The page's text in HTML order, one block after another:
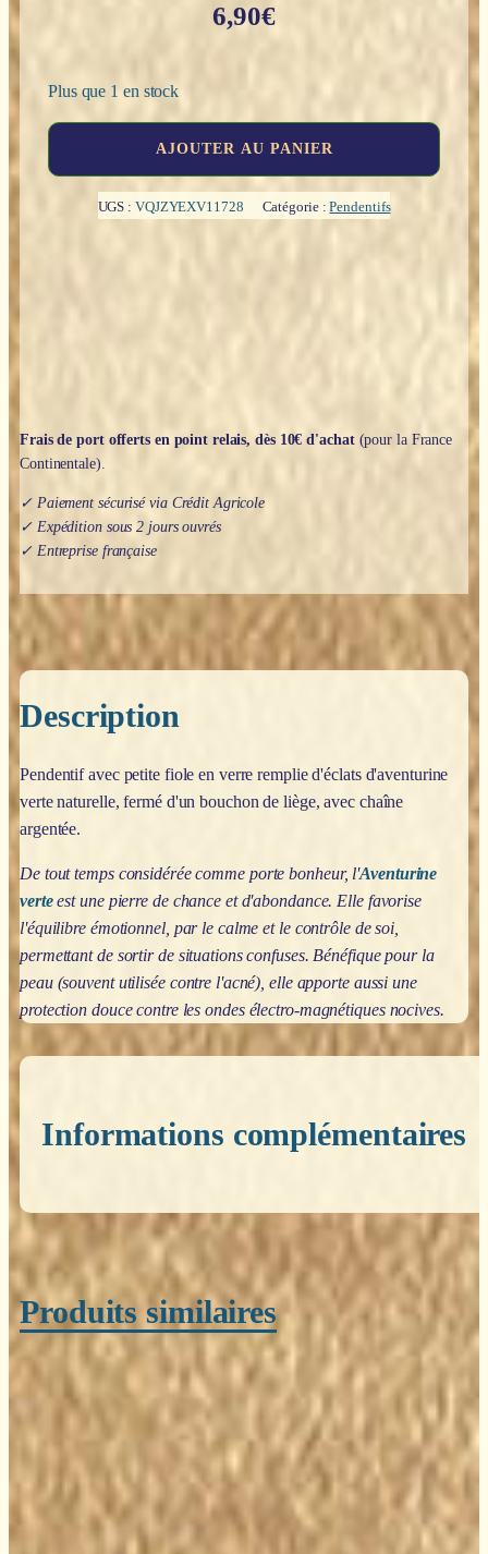
6,90€
Plus que 1 en stock
AJOUTER AU PANIER
UGS : VQJZYEXV11728 Catégorie :Pendentifs
Frais de port offerts en point relais, dès 10€ d'achat(pour la France
Continentale).
✓ Paiement sécurisé via Crédit Agricole
✓ Expédition sous 2 jours ouvrés
✓ Entreprise française
Description
Pendentif avec petite fiole en verre remplie d'éclats d'aventurine
verte naturelle, fermé d'un bouchon de liège, avec chaîne
argentée.
De tout temps considérée comme porte bonheur, l'Aventurine
verteest une pierre de chance et d'abondance. Elle favorise
l'équilibre émotionnel, par le calme et le contrôle de soi,
permettant de sortir de situations confuses. Bénéfique pour la
peau (souvent utilisée contre l'acné), elle apporte aussi une
protection douce contre les ondes électro-magnétiques nocives.
Informations complémentaires
Produits similaires